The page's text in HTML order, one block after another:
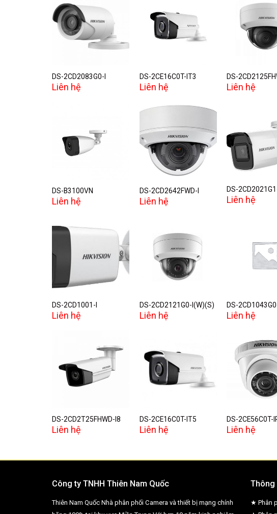
Add to
wishlist
DS-2CD2083G0-I
Liên hệ
Add to
wishlist
DS-2CE16C0T-IT3
Liên hệ
DS-
Liên hệ
DS-B3100VN
Liên hệ
Add to
wishlist
DS-2CD2642FWD-I
Liên hệ
DS-
Liên hệ
Add to
wishlist
DS-2CD1001-I
Liên hệ
Add to
wishlist
DS-2CD2121G0-I(W)(S)
Liên hệ
DS-
Liên hệ
Add to
DS-2CD2T25FHWD-I8
Liên hệ
Add to
wishlist
DS-2CE16C0T-IT5
Liên hệ
DS-2CE56C0T-
Liên hệ
Công ty TNHH Thiên Nam Quốc
Thiên Nam Quốc Nhà phân phối Camera và thiết bị mạng chính
Thông
★ Phân